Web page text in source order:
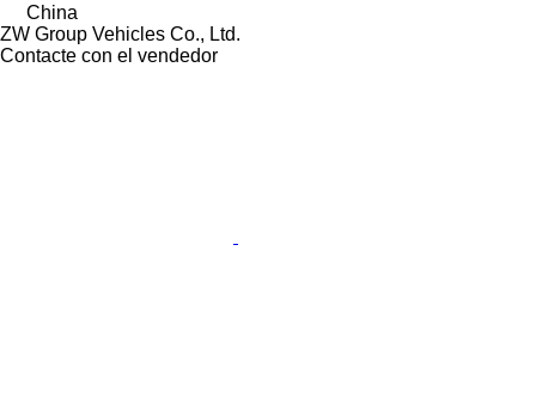
China
ZW Group Vehicles Co., Ltd.
Contacte con el vendedor